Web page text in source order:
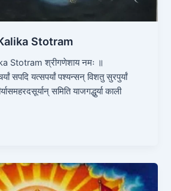
Kalika Stotram
Stotram श्रीगणेशाय नमः ॥
सपदि यत्सपर्यां पश्यन्सन् विशतु सुरपुर्यां
समिति याजगद्धुर्या काली